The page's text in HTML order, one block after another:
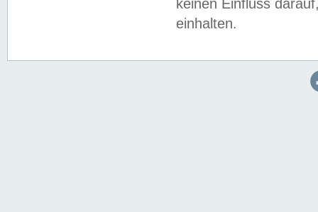
keinen Einfluss
einhalten.